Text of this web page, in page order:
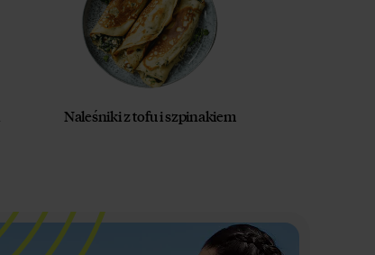
Naleśniki z tofu i szpinakiem